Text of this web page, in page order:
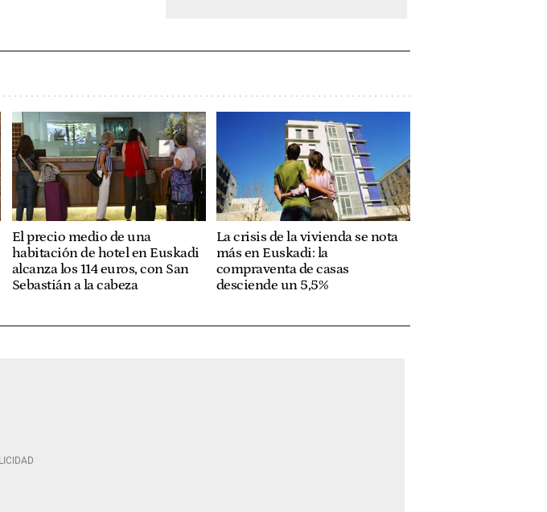
El precio medio de una
habitación de hotel en Euskadi
alcanza los 114 euros, con San
Sebastián a la cabeza
La crisis de la vivienda se nota
más en Euskadi: la
compraventa de casas
desciende un 5,5%